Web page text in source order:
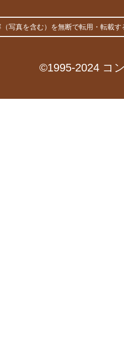
写真を含む）を無断で転用・転載
©1995-2024 コ